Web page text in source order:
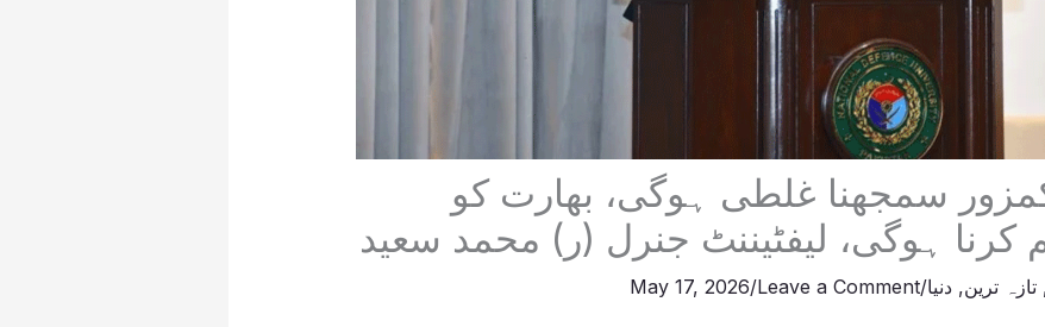
سمجھنا غلطی ہوگی، بھارت کو
کرنا ہوگی، لیفٹیننٹ جنرل (ر) محمد سعید
تازہ ترین, دنیا/
Leave a Comment
/
May 17, 2026